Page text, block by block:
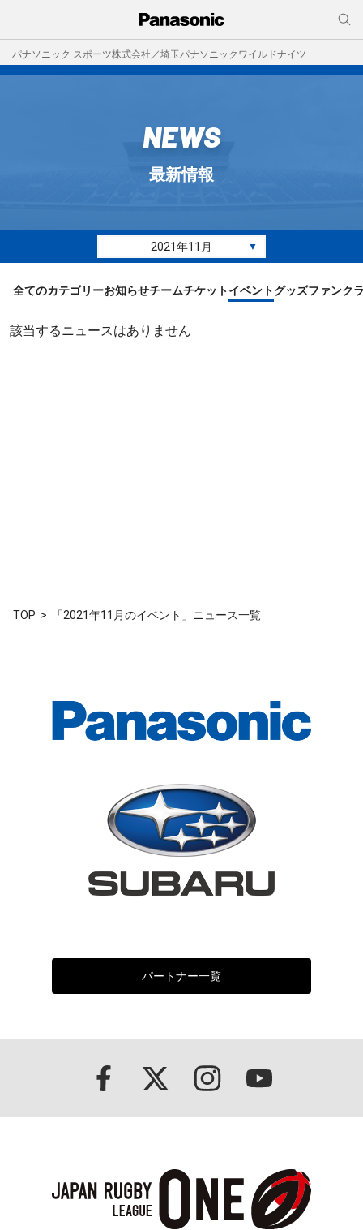
パナソニック スポーツ株式会社／埼玉パナソニックワイルドナイツ
NEWS
最新情報
2021年11月 ▼
全てのカテゴリーお知らせチームチケットイベントグッズファンク
該当するニュースはありません
TOP 「2021年11月のイベント」ニュース一覧
パートナー一覧